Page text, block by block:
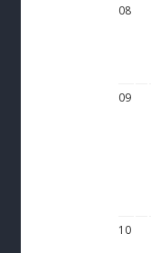
08
09
10